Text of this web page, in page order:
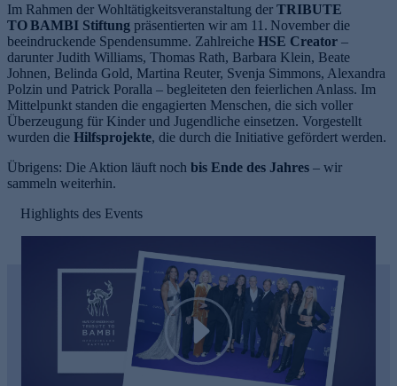
Im Rahmen der Wohltätigkeitsveranstaltung der TRIBUTE
TO BAMBI Stiftung präsentierten wir am 11. November die
beeindruckende Spendensumme. Zahlreiche HSE Creator –
darunter Judith Williams, Thomas Rath, Barbara Klein, Beate
Johnen, Belinda Gold, Martina Reuter, Svenja Simmons, Alexandra
Polzin und Patrick Poralla – begleiteten den feierlichen Anlass. Im
Mittelpunkt standen die engagierten Menschen, die sich voller
Überzeugung für Kinder und Jugendliche einsetzen. Vorgestellt
wurden die Hilfsprojekte, die durch die Initiative gefördert werden.
Übrigens: Die Aktion läuft noch bis Ende des Jahres – wir
sammeln weiterhin.
Highlights des Events
Play